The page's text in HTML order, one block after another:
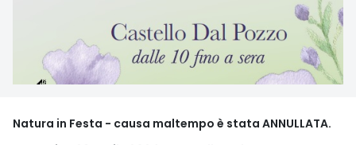
Natura in Festa - causa maltempo è stata ANNULLATA.